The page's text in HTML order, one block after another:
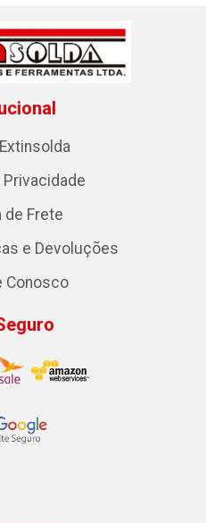
de Frete
e Devoluções
Conosco